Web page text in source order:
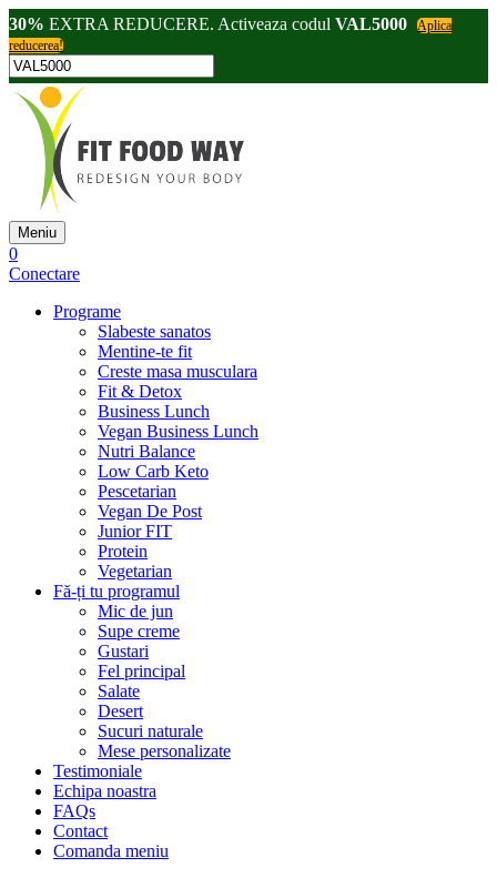
30% EXTRA REDUCERE. Activeaza codul VAL5000
Aplica
reducerea!
Meniu
0
Conectare
Programe
Slabeste sanatos
Mentine-te fit
Creste masa musculara
Fit & Detox
Business Lunch
Vegan Business Lunch
Nutri Balance
Low Carb Keto
Pescetarian
Vegan De Post
Junior FIT
Protein
Vegetarian
Fă-ți tu programul
Mic de jun
Supe creme
Gustari
Fel principal
Salate
Desert
Sucuri naturale
Mese personalizate
Testimoniale
Echipa noastra
FAQs
Contact
Comanda meniu